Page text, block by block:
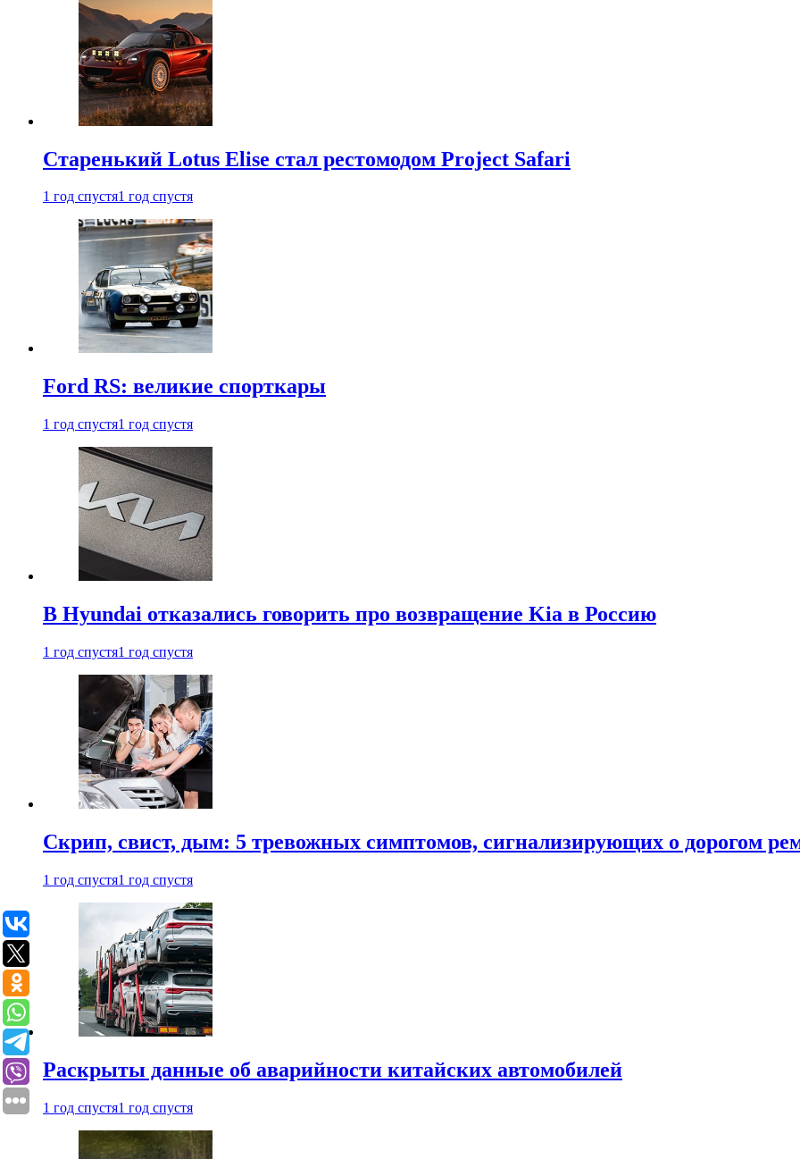
Старенький Lotus Elise стал рестомодом Project Safari
1 год спустя1 год спустя
Ford RS: великие спорткары
1 год спустя1 год спустя
В Hyundai отказались говорить про возвращение Kia в Россию
1 год спустя1 год спустя
Скрип, свист, дым: 5 тревожных симптомов, сигнализирующих о дорогом
1 год спустя1 год спустя
Раскрыты данные об аварийности китайских автомобилей
1 год спустя1 год спустя